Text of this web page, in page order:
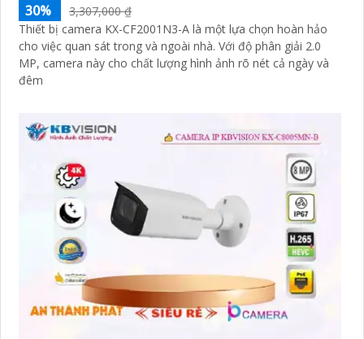
30%
3,307,000 ₫
Thiết bị camera KX-CF2001N3-A là một lựa chọn hoàn hảo
cho việc quan sát trong và ngoài nhà. Với độ phân giải 2.0
MP, camera này cho chất lượng hình ảnh rõ nét cả ngày và
đêm